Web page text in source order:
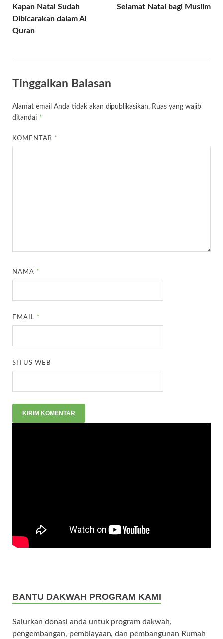
Kapan Natal Sudah
Dibicarakan dalam Al
Quran
Selamat Natal bagi Muslim
Tinggalkan Balasan
Alamat email Anda tidak akan dipublikasikan. Ruas yang wajib
ditandai *
KOMENTAR *
NAMA *
EMAIL *
SITUS WEB
BANTU DAKWAH PROGRAM KAMI
Salurkan donasi anda untuk program dakwah,
pengembangan, pembiayaan, dan pembangunan Rumah